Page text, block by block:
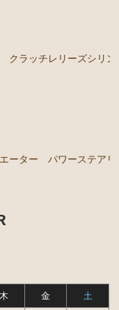
クラッチレリーズシリン
ーター パワーステアリ
木 金
土